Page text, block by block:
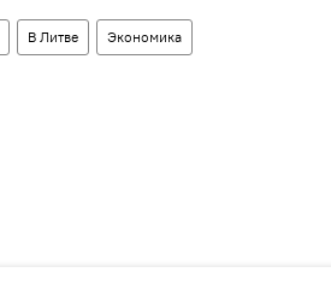
В Литве Экономика